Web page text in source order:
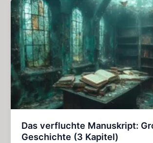
–
Hörspiel
komplett
(2017)
Das verfluchte Manuskript:
Geschichte (3 Kapitel)